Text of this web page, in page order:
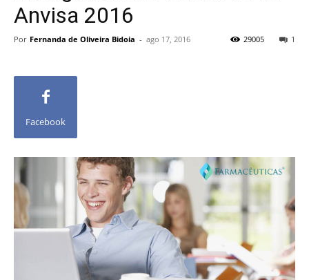
Anvisa 2016
Por Fernanda de Oliveira Bidoia - ago 17, 2016 1
29005
Facebook